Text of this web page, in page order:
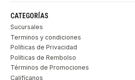
CATEGORÍAS
Sucursales
Terminos y condiciones
Políticas de Privacidad
Políticas de Rembolso
Términos de Promociones
Califícanos